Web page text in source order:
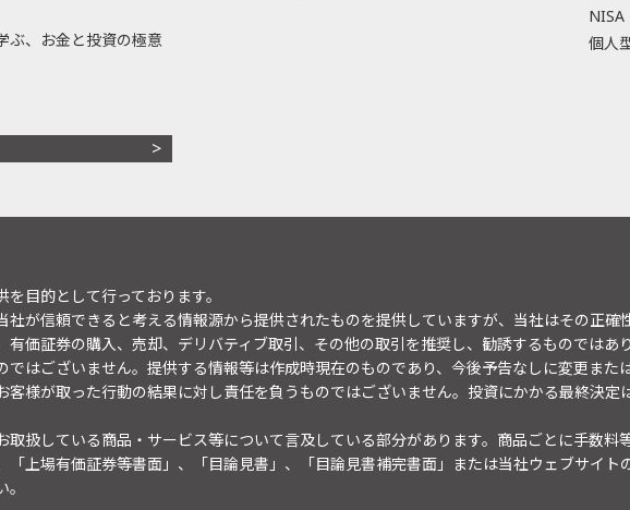
ぶ、お金と投資の極意
NISA
個人
目的として行っております。
社が信頼できると考える情報源から提供されたものを提供していますが、当社はその正
有価証券の購入、売却、デリバティブ取引、その他の取引を推奨し、勧誘するものでは
ではございません。提供する情報等は作成時現在のものであり、今後予告なしに変更また
客様が取った行動の結果に対し責任を負うものではございません。投資にかかる最終決
取扱している商品・サービス等について言及している部分があります。商品ごとに手数料
「上場有価証券等書面」、「目論見書」、「目論見書補完書面」または当社ウェブサイト